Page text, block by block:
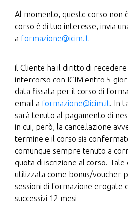
Al momento, questo corso non
corso è di tuo interesse, invia
a formazione@icim.it
il Cliente ha il diritto di
intercorso con ICIM entro 5
data fissata per il corso di
email a formazione@icim.it . In
sarà tenuto al pagamento di
in cui, però, la cancellazione
termine e il corso sia
comunque sempre tenuto a
quota di iscrizione al corso.
utilizzata come bonus/voucher
sessioni di formazione erogate
successivi 12 mesi